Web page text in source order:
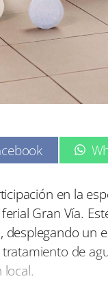
C
o
p
a
r
t
i
r
e
en la
Gran Vía.
desplegando un
de